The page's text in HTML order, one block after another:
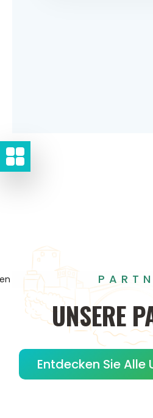
UNSERE
Entdecken Sie Alle